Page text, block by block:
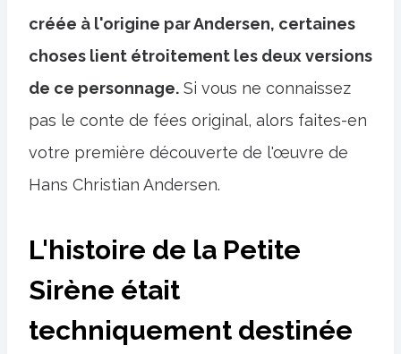
créée à l'origine par Andersen, certaines
choses lient étroitement les deux versions
de ce personnage. Si vous ne connaissez
pas le conte de fées original, alors faites-en
votre première découverte de l'œuvre de
Hans Christian Andersen.
L'histoire de la Petite
Sirène était
techniquement destinée